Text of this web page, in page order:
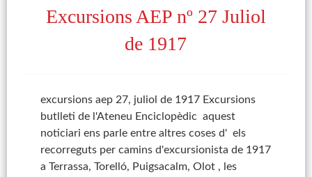
Excursions AEP nº 27 Juliol
de 1917
excursions aep 27, juliol de 1917 Excursions
butlleti de l'Ateneu Enciclopèdic aquest
noticiari ens parle entre altres coses d' els
recorreguts per camins d'excursionista de 1917
a Terrassa, Torelló, Puigsacalm, Olot , les